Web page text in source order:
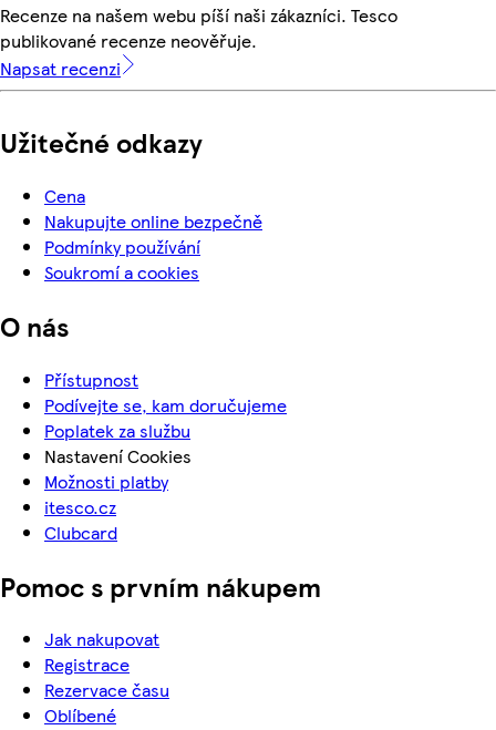
Recenze na našem webu píší naši zákazníci. Tesco
publikované recenze neověřuje.
Napsat recenzi
Užitečné odkazy
Cena
Nakupujte online bezpečně
Podmínky používání
Soukromí a cookies
O nás
Přístupnost
Podívejte se, kam doručujeme
Poplatek za službu
Nastavení Cookies
Možnosti platby
itesco.cz
Clubcard
Pomoc s prvním nákupem
Jak nakupovat
Registrace
Rezervace času
Oblíbené